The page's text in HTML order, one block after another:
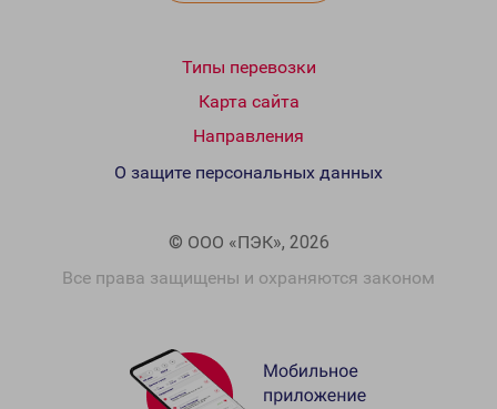
Типы перевозки
Карта сайта
Направления
© ООО «ПЭК», 2026
Все права защищены и охраняются законом
О защите персональных данных